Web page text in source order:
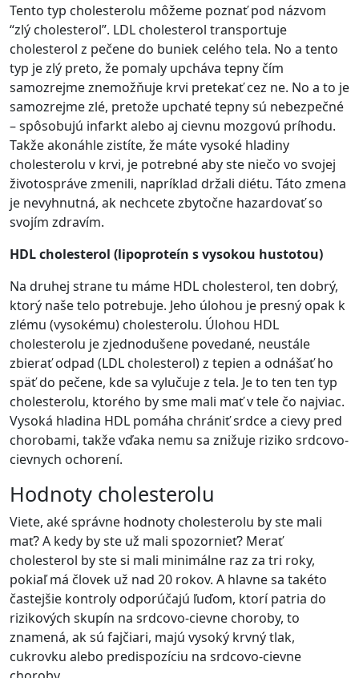
Tento typ cholesterolu môžeme poznať pod názvom
“zlý cholesterol”. LDL cholesterol transportuje
cholesterol z pečene do buniek celého tela. No a tento
typ je zlý preto, že pomaly upcháva tepny čím
samozrejme znemožňuje krvi pretekať cez ne. No a to je
samozrejme zlé, pretože upchaté tepny sú nebezpečné
– spôsobujú infarkt alebo aj cievnu mozgovú príhodu.
Takže akonáhle zistíte, že máte vysoké hladiny
cholesterolu v krvi, je potrebné aby ste niečo vo svojej
životospráve zmenili, napríklad držali diétu. Táto zmena
je nevyhnutná, ak nechcete zbytočne hazardovať so
svojím zdravím.
HDL cholesterol (lipoproteín s vysokou hustotou)
Na druhej strane tu máme HDL cholesterol, ten dobrý,
ktorý naše telo potrebuje. Jeho úlohou je presný opak k
zlému (vysokému) cholesterolu. Úlohou HDL
cholesterolu je zjednodušene povedané, neustále
zbierať odpad (LDL cholesterol) z tepien a odnášať ho
späť do pečene, kde sa vylučuje z tela. Je to ten ten typ
cholesterolu, ktorého by sme mali mať v tele čo najviac.
Vysoká hladina HDL pomáha chrániť srdce a cievy pred
chorobami, takže vďaka nemu sa znižuje riziko srdcovo-
cievnych ochorení.
Hodnoty cholesterolu
Viete, aké správne hodnoty cholesterolu by ste mali
mať? A kedy by ste už mali spozornieť? Merať
cholesterol by ste si mali minimálne raz za tri roky,
pokiaľ má človek už nad 20 rokov. A hlavne sa takéto
častejšie kontroly odporúčajú ľuďom, ktorí patria do
rizikových skupín na srdcovo-cievne choroby, to
znamená, ak sú fajčiari, majú vysoký krvný tlak,
cukrovku alebo predispozíciu na srdcovo-cievne